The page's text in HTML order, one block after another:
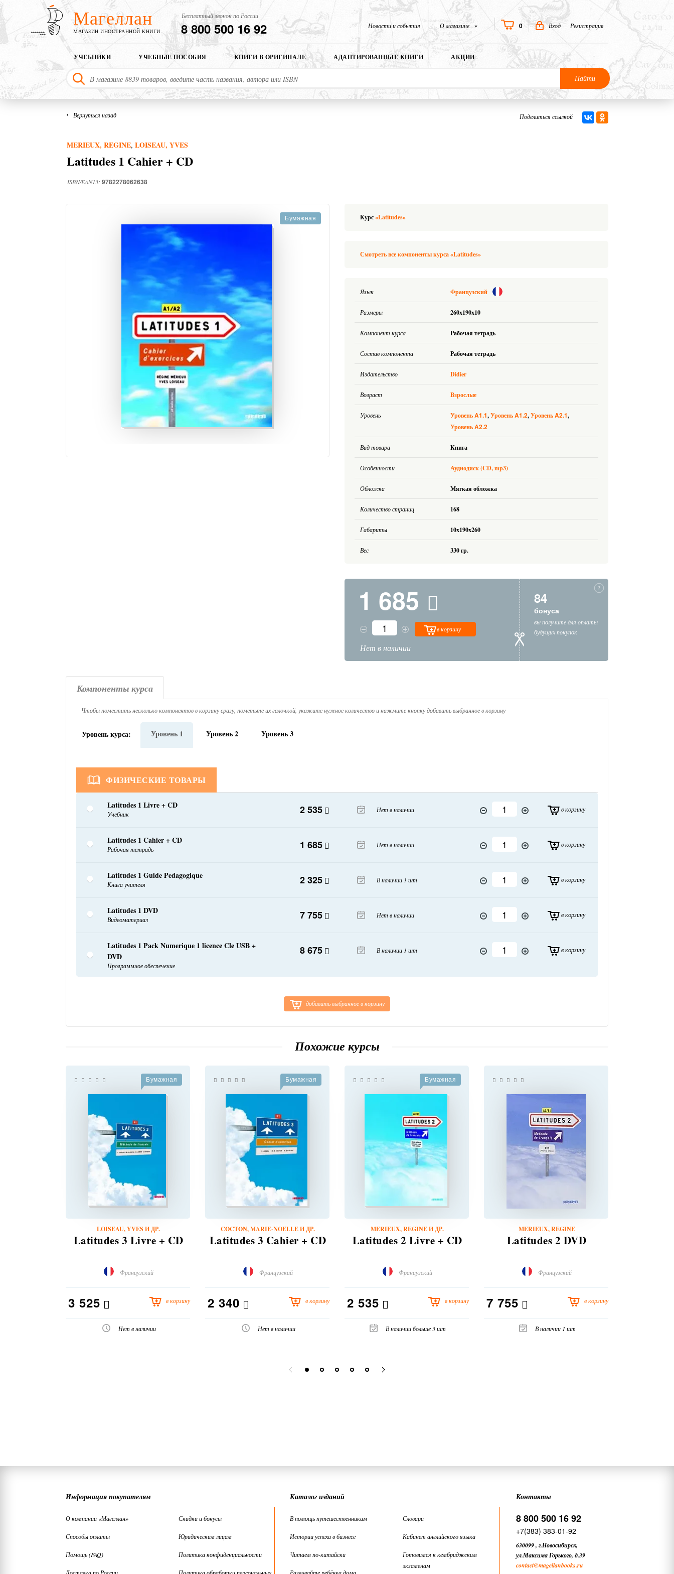
Магеллан
МАГАЗИН ИНОСТРАННОЙ КНИГИ
Бесплатный звонок по России
8 800 500 16 92 Новости и события О магазине 0 Вход Регистрация
УЧЕБНИКИ УЧЕБНЫЕ ПОСОБИЯ КНИГИ В ОРИГИНАЛЕ АДАПТИРОВАННЫЕ КНИГИ АКЦИИ
Найти
Вернуться назад Поделиться ссылкой
MERIEUX, REGINE, LOISEAU, YVES
Latitudes 1 Cahier + CD
ISBN/EAN13: 9782278062638
Бумажная Курс«Latitudes»
Смотреть все компоненты курса «Latitudes»
Язык Французский
Размеры 260x190x10
Компонент курса Рабочая тетрадь
Состав компонента Рабочая тетрадь
Издательство Didier
Возраст Взрослые
Уровень УровеньA1.1 УровеньA1.2 УровеньA2.1
УровеньA2.2
Вид товара Книга
Особенности Аудиодиск (CD, mp3)
Обложка Мягкая обложка
Количество страниц 168
Габариты 10x190x260
Вес 330 гр.
1 685
в корзину
Нет в наличии
84
бонуса
вы получите для оплаты
будущих покупок
Компоненты курса
Чтобы поместить несколько компонентов в корзину сразу, пометьте их галочкой, укажите нужное количество и нажмите кнопку добавить выбранное в корзину
Уровень курса: Уровень 1 Уровень 2 Уровень 3
ФИЗИЧЕСКИЕ ТОВАРЫ
Latitudes 1 Livre + CD
Учебник 2 535 Нет в наличии в корзину
Latitudes 1 Cahier + CD
Рабочая тетрадь 1 685 Нет в наличии в корзину
Latitudes 1 Guide Pedagogique
Книга учителя 2 325 В наличии 1 шт в корзину
Latitudes 1 DVD
Видеоматериал 7 755 Нет в наличии в корзину
Latitudes 1 Pack Numerique 1 licence Cle USB +
DVD
Программное обеспечение
8 675 В наличии 1 шт в корзину
добавить выбранное в корзину
Похожие курсы
Бумажная
LOISEAU, YVES И ДР.
Latitudes 3 Livre + CD
Французский
3 525 в корзину
Нет в наличии
Бумажная
COCTON, MARIE-NOELLE И ДР.
Latitudes 3 Cahier + CD
Французский
2 340 в корзину
Нет в наличии
Бумажная
MERIEUX, REGINE И ДР.
Latitudes 2 Livre + CD
Французский
2 535 в корзину
В наличии больше 3 шт
MERIEUX, REGINE
Latitudes 2 DVD
Французский
7 755 в корзину
В наличии 1 шт
Информация покупателям
О компании «Магеллан»
Способы оплаты
Помощь (FAQ)
Скидки и бонусы
Юридическим лицам
Политика конфиденциальности
Каталог изданий
В помощь путешественникам
Истории успеха в бизнесе
Читаем по-китайски
Словари
Кабинет английского языка
Готовимся к кембриджским
экзаменам
Контакты
8 800 500 16 92
+7(383) 383-01-92
630099, г.Новосибирск,
ул.Максима Горького, д.39
contact@magellanbooks.ru